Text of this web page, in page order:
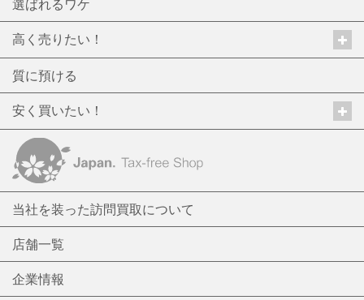
高く売りたい！
質に預ける
安く買いたい！
当社を装った訪問買取について
店舗一覧
企業情報